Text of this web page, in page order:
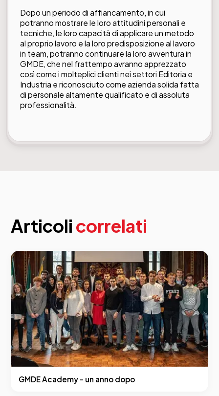
Dopo un periodo di affiancamento, in cui
potranno mostrare le loro attitudini personali e
tecniche, le loro capacità di applicare un metodo
al proprio lavoro e la loro predisposizione al lavoro
in team, potranno continuare la loro avventura in
GMDE, che nel frattempo avranno apprezzato
così come i molteplici clienti nei settori Editoria e
Industria e riconosciuto come azienda solida fatta
di personale altamente qualificato e di assoluta
professionalità.
Articoli correlati
GMDE Academy - un anno dopo